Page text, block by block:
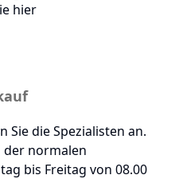
hier
Sie die Spezialisten an.
normalen
bis Freitag von 08.00